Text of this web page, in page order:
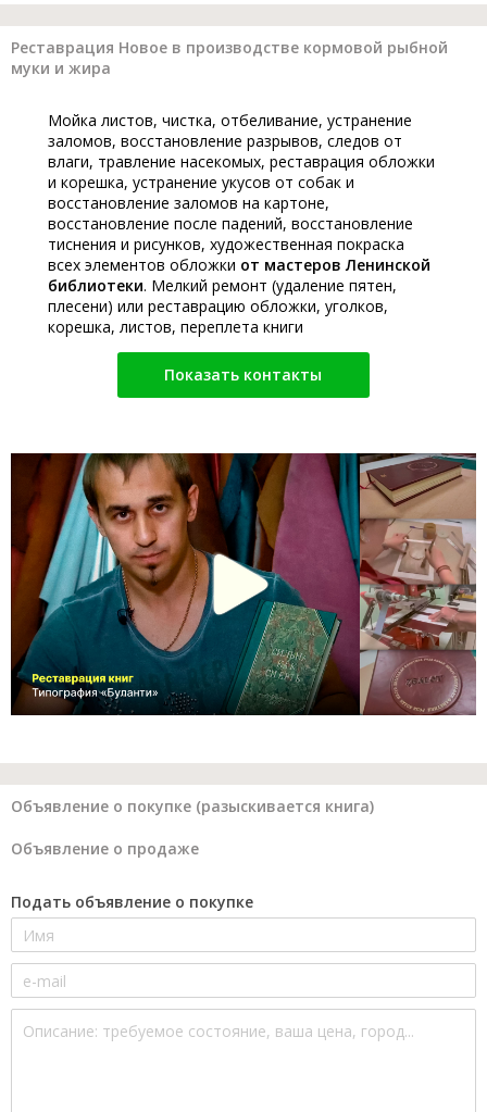
Реставрация Новое в производстве кормовой рыбной
муки и жира
Мойка листов, чистка, отбеливание, устранение
заломов, восстановление разрывов, следов от
влаги, травление насекомых, реставрация обложки
и корешка, устранение укусов от собак и
восстановление заломов на картоне,
восстановление после падений, восстановление
тиснения и рисунков, художественная покраска
всех элементов обложки от мастеров Ленинской
библиотеки. Мелкий ремонт (удаление пятен,
плесени) или реставрацию обложки, уголков,
корешка, листов, переплета книги
Показать контакты
Объявление о покупке (разыскивается книга)
Объявление о продаже
Подать объявление о покупке